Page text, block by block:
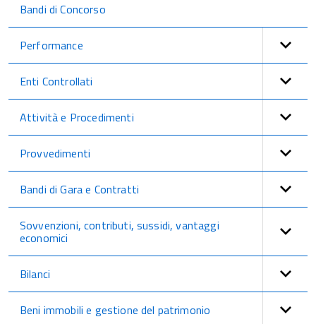
Bandi di Concorso
Performance
Enti Controllati
Attività e Procedimenti
Provvedimenti
Bandi di Gara e Contratti
Sovvenzioni, contributi, sussidi, vantaggi
economici
Bilanci
Beni immobili e gestione del patrimonio